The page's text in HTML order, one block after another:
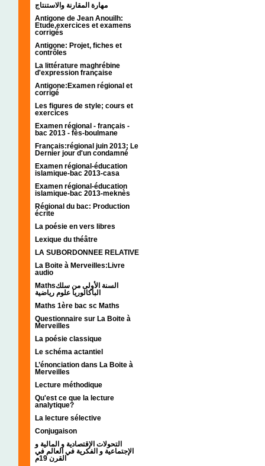
مهارة المقارنة والاستنتاج
Antigone de Jean Anouilh:
Etude,exercices et examens
corrigés
Antigone: Projet, fiches et
contrôles
La littérature maghrébine
d'expression française
Antigone:Examen régional et
corrigé
Les figures de style; cours et
exercices
Examen régional - français -
bac 2013 - fès-boulmane
Français:régional juin 2013; Le
Dernier jour d'un condamné
Examen régional-éducation
islamique-bac 2013-casa
Examen régional-éducation
islamique-bac 2013-meknès
Régional du bac: Production
écrite
La poésie en vers libres
Lexique du théâtre
LA SUBORDONNEE RELATIVE
La Boite à Merveilles:Livre
audio
Mathsالسنة الأولى من سلك
الباكالوريا علوم رياضية
Maths 1ère bac sc Maths
Questionnaire sur La Boite à
Merveilles
La poésie classique
Le schéma actantiel
L’énonciation dans La Boite à
Merveilles
Lecture méthodique
Qu'est ce que la lecture
analytique?
La lecture sélective
Conjugaison
التحولات الإقتصادية و المالية و
الإجتماعية و الفكرية في العالم في
القرن 19م